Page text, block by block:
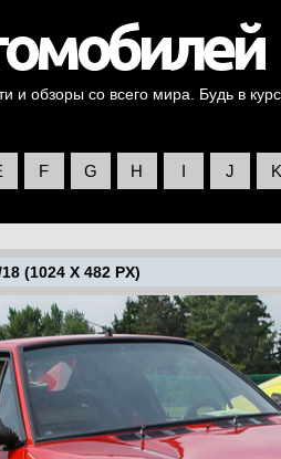
и обзоры со всего мира. Будь в
F G H I J K
(1024 X 482 PX)